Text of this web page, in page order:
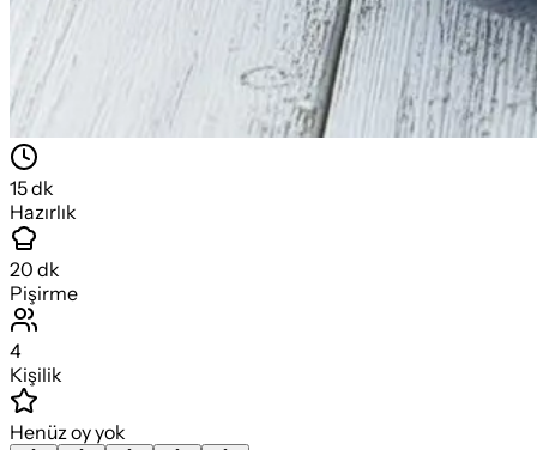
15dk
Hazırlık
20 dk
Pişirme
4
Kişilik
Henüz oy yok